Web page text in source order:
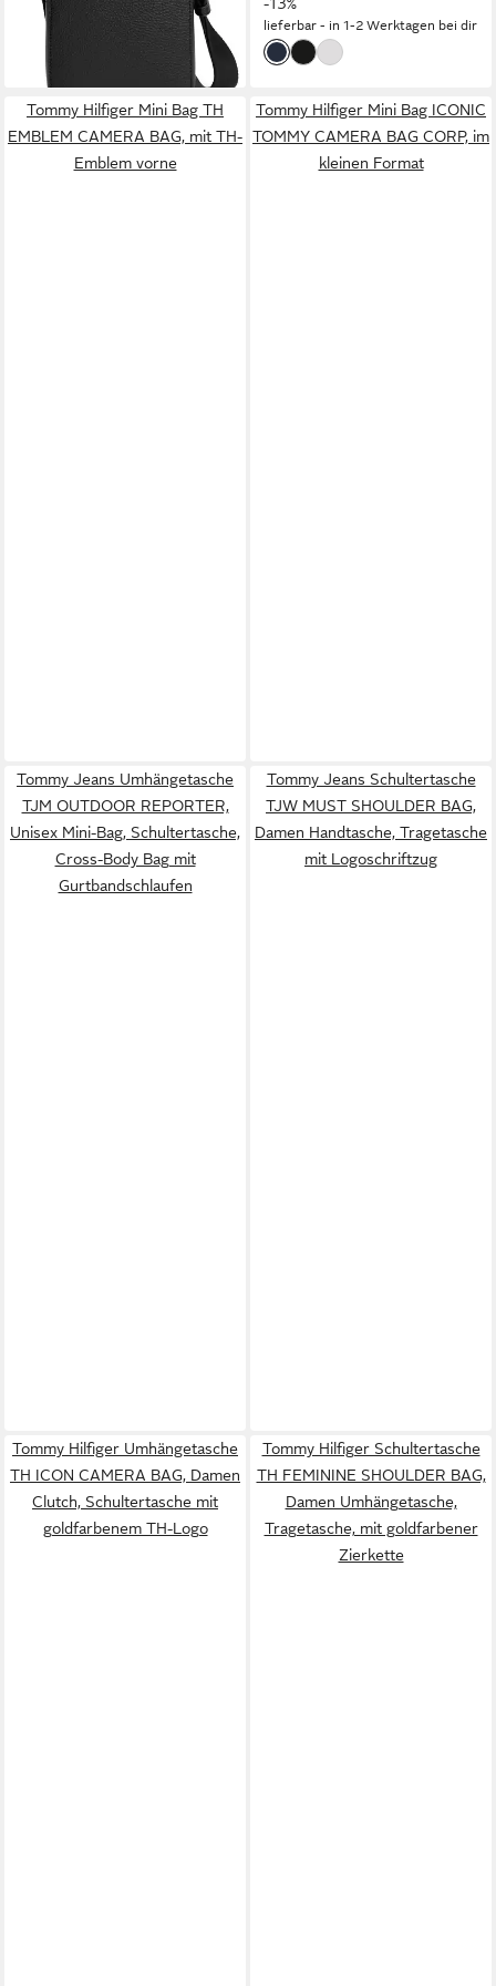
lieferbar - in 1-2 Werktagen bei dir
Tommy Hilfiger Mini Bag TH
EMBLEM CAMERA BAG, mit TH-
Emblem vorne
Tommy Hilfiger Mini Bag ICONIC
TOMMY CAMERA BAG CORP, im
kleinen Format
Tommy Jeans Umhängetasche
TJM OUTDOOR REPORTER,
Unisex Mini-Bag, Schultertasche,
Cross-Body Bag mit
Gurtbandschlaufen
Tommy Jeans Schultertasche
TJW MUST SHOULDER BAG,
Damen Handtasche, Tragetasche
mit Logoschriftzug
Tommy Hilfiger Umhängetasche
TH ICON CAMERA BAG, Damen
Clutch, Schultertasche mit
goldfarbenem TH-Logo
Tommy Hilfiger Schultertasche
TH FEMININE SHOULDER BAG,
Damen Umhängetasche,
Tragetasche, mit goldfarbener
Zierkette